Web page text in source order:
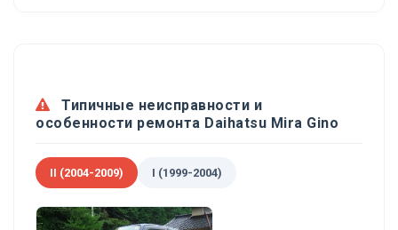
Типичные неисправности и
особенности ремонта Daihatsu Mira Gino
II (2004-2009) I (1999-2004)